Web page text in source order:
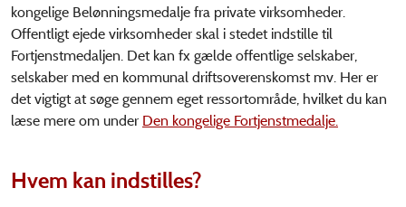
kongelige Belønningsmedalje fra private virksomheder.
Offentligt ejede virksomheder skal i stedet indstille til
Fortjenstmedaljen. Det kan fx gælde offentlige selskaber,
selskaber med en kommunal driftsoverenskomst mv. Her er
det vigtigt at søge gennem eget ressortområde, hvilket du kan
læse mere om under Den kongelige Fortjenstmedalje.
Hvem kan indstilles?